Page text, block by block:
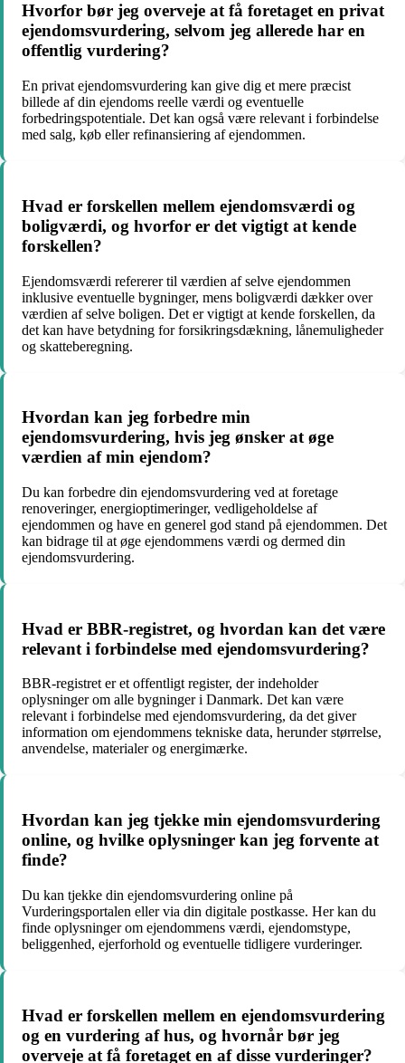
Hvorfor bør jeg overveje at få foretaget en privat
ejendomsvurdering, selvom jeg allerede har en
offentlig vurdering?
En privat ejendomsvurdering kan give dig et mere præcist
billede af din ejendoms reelle værdi og eventuelle
forbedringspotentiale. Det kan også være relevant i forbindelse
med salg, køb eller refinansiering af ejendommen.
Hvad er forskellen mellem ejendomsværdi og
boligværdi, og hvorfor er det vigtigt at kende
forskellen?
Ejendomsværdi refererer til værdien af selve ejendommen
inklusive eventuelle bygninger, mens boligværdi dækker over
værdien af selve boligen. Det er vigtigt at kende forskellen, da
det kan have betydning for forsikringsdækning, lånemuligheder
og skatteberegning.
Hvordan kan jeg forbedre min
ejendomsvurdering, hvis jeg ønsker at øge
værdien af min ejendom?
Du kan forbedre din ejendomsvurdering ved at foretage
renoveringer, energioptimeringer, vedligeholdelse af
ejendommen og have en generel god stand på ejendommen. Det
kan bidrage til at øge ejendommens værdi og dermed din
ejendomsvurdering.
Hvad er BBR-registret, og hvordan kan det være
relevant i forbindelse med ejendomsvurdering?
BBR-registret er et offentligt register, der indeholder
oplysninger om alle bygninger i Danmark. Det kan være
relevant i forbindelse med ejendomsvurdering, da det giver
information om ejendommens tekniske data, herunder størrelse,
anvendelse, materialer og energimærke.
Hvordan kan jeg tjekke min ejendomsvurdering
online, og hvilke oplysninger kan jeg forvente at
finde?
Du kan tjekke din ejendomsvurdering online på
Vurderingsportalen eller via din digitale postkasse. Her kan du
finde oplysninger om ejendommens værdi, ejendomstype,
beliggenhed, ejerforhold og eventuelle tidligere vurderinger.
Hvad er forskellen mellem en ejendomsvurdering
og en vurdering af hus, og hvornår bør jeg
overveje at få foretaget en af disse vurderinger?